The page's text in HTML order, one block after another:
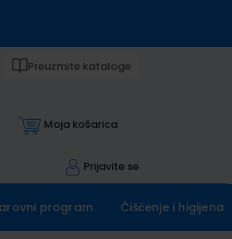
Preuzmite kataloge
Moja košarica
Prijavite se
program Čišćenje i higijena